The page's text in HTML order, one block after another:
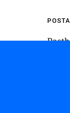
gegevens
schakelen.